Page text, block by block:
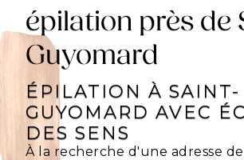
épilation près de
Guyomard
ÉPILATION À SAINT-
GUYOMARD AVEC
DES SENS
À la recherche d'une adresse